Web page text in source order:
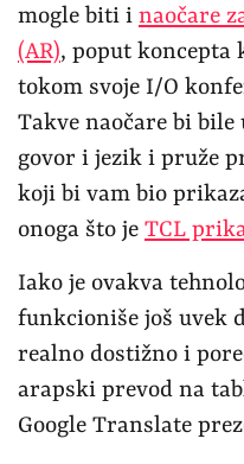
mogle biti i naočare
(AR), poput koncepta
tokom svoje I/O
Takve naočare bi
govor i jezik i pruže
koji bi vam bio
onoga što je TCL
Iako je ovakva
funkcioniše još uvek
realno dostižno i
arapski prevod na
Google Translate